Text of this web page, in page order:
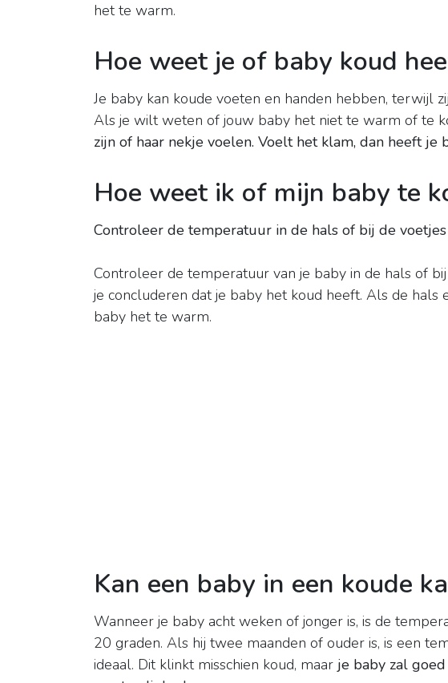
het te warm.
Hoe weet je of baby koud
Je baby kan koude voeten en handen hebben, terwijl
Als je wilt weten of jouw baby het niet te warm of te
zijn of haar nekje voelen. Voelt het klam, dan heeft je
Hoe weet ik of mijn baby te
Controleer de temperatuur in de hals of bij de voetjes
Controleer de temperatuur van je baby in de hals of
je concluderen dat je baby het koud heeft. Als de hals
baby het te warm.
Kan een baby in een koude
Wanneer je baby acht weken of jonger is, is de
20 graden. Als hij twee maanden of ouder is, is een
ideaal. Dit klinkt misschien koud, maar je baby zal